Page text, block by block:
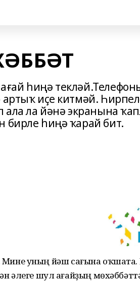
һиңә
артыҡ иҫе китмәй.
ала ла йәнә экранына
һиңә ҡарай бит.
Мине уның йәш сағына
әлеге шул ағайҙың